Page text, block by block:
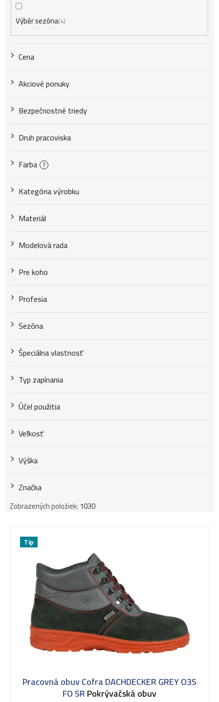
o
d
u
k
o
v
Výběr sezóna 4
Cena
Akciové ponuky
Bezpečnostné triedy
Druh pracoviska
Farba ?
Kategória výrobku
Materiál
Modelová rada
Pre koho
Profesia
Sezóna
Špeciálna vlastnosť
Typ zapínania
Účel použitia
Veľkosť
Výška
Značka
Zobrazených položiek:1030
Tip
Pracovná obuv Cofra DACHDECKER GREY O3S
FO SRPokrývačská obuv